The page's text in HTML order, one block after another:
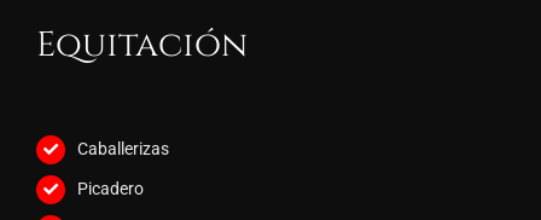
Equitación
Caballerizas
Picadero